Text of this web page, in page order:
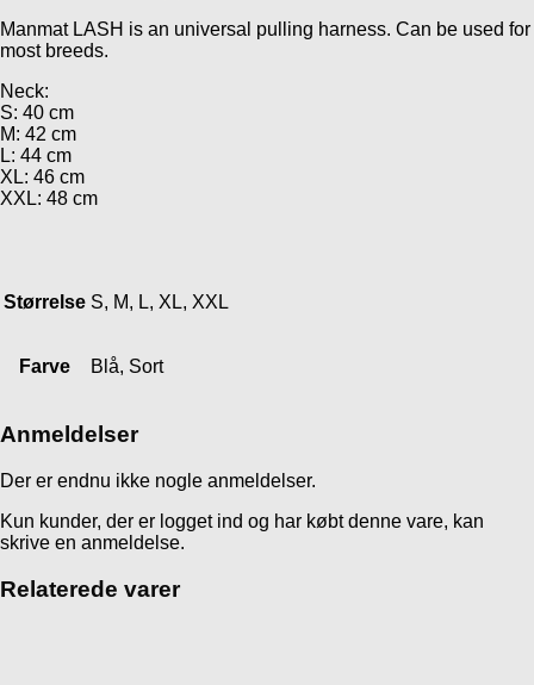
Manmat LASH is an universal pulling harness. Can be used for
most breeds.
Neck:
S: 40 cm
M: 42 cm
L: 44 cm
XL: 46 cm
XXL: 48 cm
Størrelse S, M, L, XL, XXL
Farve Blå, Sort
Anmeldelser
Der er endnu ikke nogle anmeldelser.
Kun kunder, der er logget ind og har købt denne vare, kan
skrive en anmeldelse.
Relaterede varer